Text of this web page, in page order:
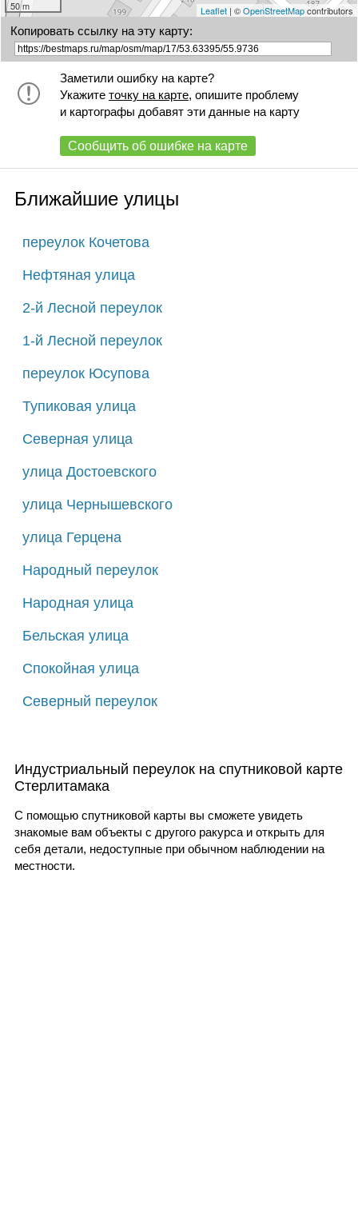
50 m Leaflet| ©OpenStreetMapcontributors
Копировать ссылку на эту карту:
Заметили ошибку на карте?
Укажите точку на карте, опишите проблему
и картографы добавят эти данные на карту
Сообщить об ошибке на карте
Ближайшие улицы
переулок Кочетова
Нефтяная улица
2-й Лесной переулок
1-й Лесной переулок
переулок Юсупова
Тупиковая улица
Северная улица
улица Достоевского
улица Чернышевского
улица Герцена
Народный переулок
Народная улица
Бельская улица
Спокойная улица
Северный переулок
Индустриальный переулок на спутниковой карте
Стерлитамака
С помощью спутниковой карты вы сможете увидеть
знакомые вам объекты с другого ракурса и открыть для
себя детали, недоступные при обычном наблюдении на
местности.